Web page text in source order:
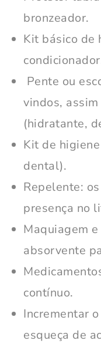
bronzeador.
Kit básico de
Pente ou
vindos,
(hidratante,
Kit de
dental).
Repelente:
presença no
Maquiagem
absorvente
contínuo.
Incrementar
esqueça de